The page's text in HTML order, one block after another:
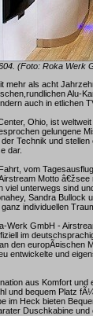
(Foto: Roka Werk
mehr als acht
Alu-
auch in etlichen
Ohio, ist
gelungene
Technik und
dar.
vom
Motto
viel unterwegs sind
Sandra
individuellen
Werk GmbH -
im
den europÃ¤ischen
entwickelte und
aus Komfort
und bequem Platz
im Heck bieten
Duschkabine und